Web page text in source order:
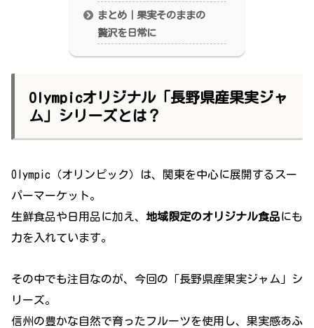
まとめ｜果実そのままの
贅沢を日常に
Olympicオリジナル「長野県産果実ジャ
ム」シリーズとは？
Olympic（オリンピック）は、関東を中心に展開するスー
パーマーケット。
生鮮食品や日用品に加え、 地域限定のオリジナル食品にも
力を入れています。
その中でも注目なのが、今回の「長野県産果実ジャム」シ
リーズ。
信州の豊かな自然で育ったフルーツを使用し、果実感あふ